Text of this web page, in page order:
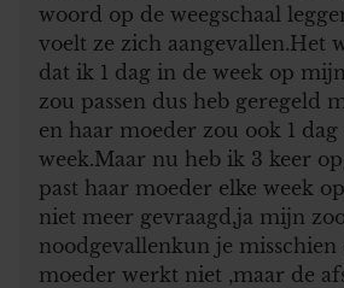
woord op de weegschaal
voelt ze zich aangevallen.Het
dat ik 1 dag in de week op
zou passen dus heb geregeld
en haar moeder zou ook 1 dag
week.Maar nu heb ik 3 keer
past haar moeder elke week
niet meer gevraagd,ja mijn
noodgevallenkun je misschien
moeder werkt niet ,maar de